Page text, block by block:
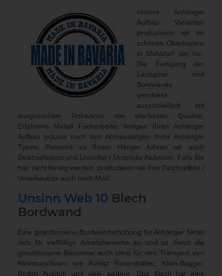
Unsere Anhänger
Aufbau Varianten
produzieren wir im
schönen Oberbayern
in Mühldorf am Inn.
Die Fertigung der
Laubgitter und
Bordwände
geschieht
ausschließlich mit
ausgesuchten Rohwaren von allerbester Qualität.
Erfahrene Metall Facharbeiter fertigen Ihren Anhänger
Aufbau präzise nach den Abmessungen Ihres Anhänger
Typen. Passend zu Ihrem Hänger führen wir auch
Deichselboxen und Unterflur / Unterbau Aluboxen . Falls Sie
hier nicht fündig werden, produzieren wir Ihre Deichselbox /
Unterbaubox auch nach Maß
Unsinn Web 10 Blech
Bordwand
Eine geschlossene Bordwanderhöhung für Anhänger bietet
sich für vielfältige Arbeitsbereiche an und ist durch die
geschlossene Bauweise auch ideal für den Transport von
Kleinmaschinen wie Aufsitz Rasenmäher, Klein-Bagger,
Boden Aushub und viele weitere. Das Blech hat eine